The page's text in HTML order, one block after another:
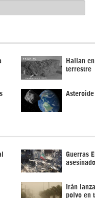
Hallan
terrestre
Guerras
Irán
polvo en